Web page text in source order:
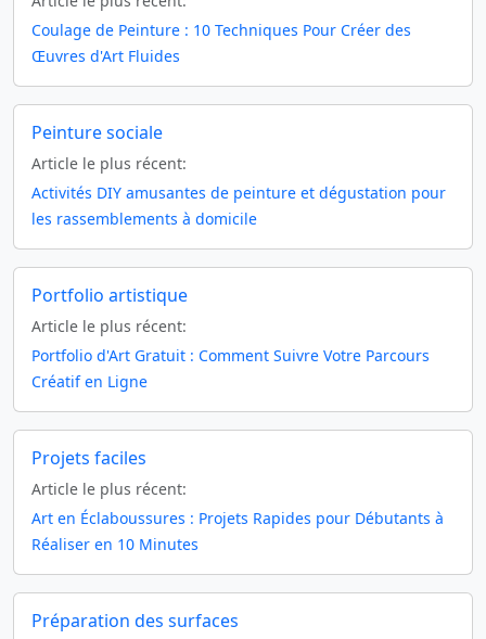
Coulage de Peinture : 10 Techniques Pour Créer des
Œuvres d'Art Fluides
Peinture sociale
Article le plus récent:
Activités DIY amusantes de peinture et dégustation pour
les rassemblements à domicile
Portfolio artistique
Article le plus récent:
Portfolio d'Art Gratuit : Comment Suivre Votre Parcours
Créatif en Ligne
Projets faciles
Article le plus récent:
Art en Éclaboussures : Projets Rapides pour Débutants à
Réaliser en 10 Minutes
Préparation des surfaces